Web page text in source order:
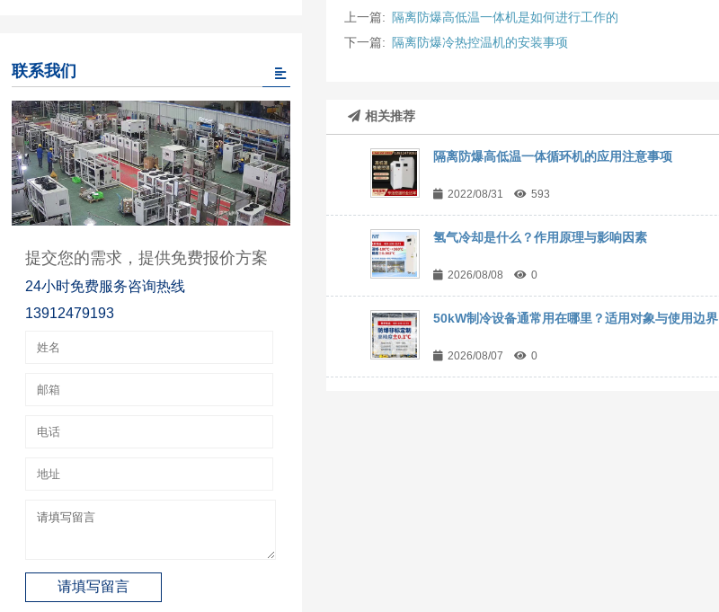
上一篇:
隔离防爆高低温一体机是如何进行工作的
下一篇:
隔离防爆冷热控温机的安装事项
相关推荐
隔离防爆高低温一体循环机的应用注意事项
2022/08/31 593
氢气冷却是什么？作用原理与影响因素
2026/08/08 0
50kW制冷设备通常用在哪里？适用对象与使用边界
2026/08/07 0
联系我们
提交您的需求，提供免费报价方案
24小时免费服务咨询热线
13912479193